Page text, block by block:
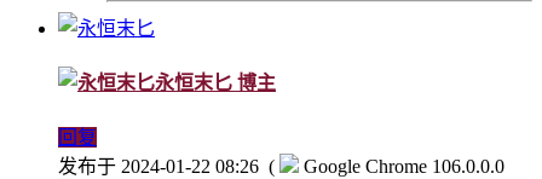
永恒末匕 博主
回复
发布于 2024-01-22 08:26 (
Google Chrome 106.0.0.0